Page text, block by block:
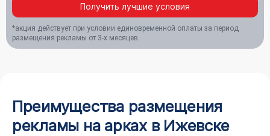
Получить лучшие условия
*акция действует при условии единовременной оплаты за период
размещения рекламы от 3-х месяцев.
Преимущества размещения
рекламы на арках в Ижевске